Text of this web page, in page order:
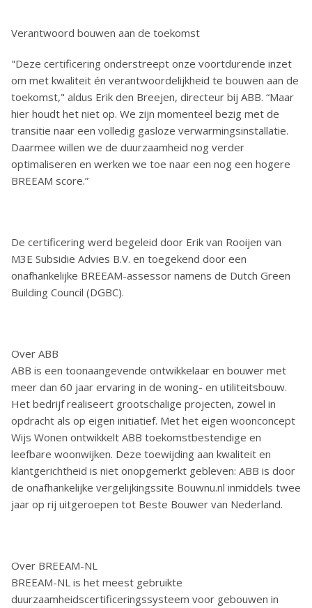
Verantwoord bouwen aan de toekomst
"Deze certificering onderstreept onze voortdurende inzet
om met kwaliteit én verantwoordelijkheid te bouwen aan de
toekomst," aldus Erik den Breejen, directeur bij ABB. “Maar
hier houdt het niet op. We zijn momenteel bezig met de
transitie naar een volledig gasloze verwarmingsinstallatie.
Daarmee willen we de duurzaamheid nog verder
optimaliseren en werken we toe naar een nog een hogere
BREEAM score.”
De certificering werd begeleid door Erik van Rooijen van
M3E Subsidie Advies B.V. en toegekend door een
onafhankelijke BREEAM-assessor namens de Dutch Green
Building Council (DGBC).
Over ABB
ABB is een toonaangevende ontwikkelaar en bouwer met
meer dan 60 jaar ervaring in de woning- en utiliteitsbouw.
Het bedrijf realiseert grootschalige projecten, zowel in
opdracht als op eigen initiatief. Met het eigen woonconcept
Wijs Wonen ontwikkelt ABB toekomstbestendige en
leefbare woonwijken. Deze toewijding aan kwaliteit en
klantgerichtheid is niet onopgemerkt gebleven: ABB is door
de onafhankelijke vergelijkingssite Bouwnu.nl inmiddels twee
jaar op rij uitgeroepen tot Beste Bouwer van Nederland.
Over BREEAM-NL
BREEAM-NL is het meest gebruikte
duurzaamheidscertificeringssysteem voor gebouwen in